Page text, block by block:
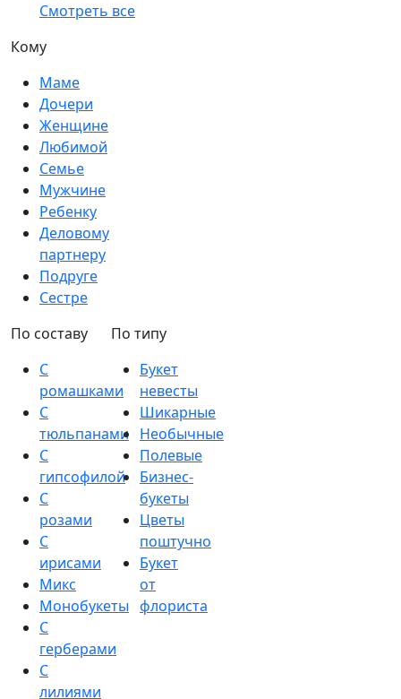
Смотреть все
Кому
Маме
Дочери
Женщине
Любимой
Семье
Мужчине
Ребенку
Деловому
партнеру
Подруге
Сестре
По составу
С
ромашками
С
тюльпанами
С
гипсофилой
С
розами
С
ирисами
Микс
Монобукеты
С
герберами
С
лилиями
По типу
Букет
невесты
Шикарные
Необычные
Полевые
Бизнес-
букеты
Цветы
поштучно
Букет
от
флориста